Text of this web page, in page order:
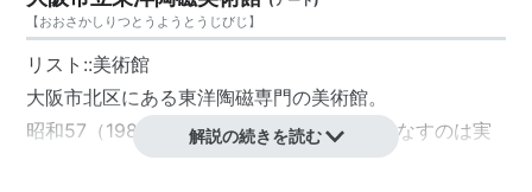
【おおさかしりつとうようとうじびじ 】
リスト::美術館
大阪市北区にある東洋陶磁専門の美術館。
昭和57（1982）年に開館。所蔵品の中核をなすのは実
業家の安宅英一が収集した安宅コレクションで、これを
解説の続きを読む